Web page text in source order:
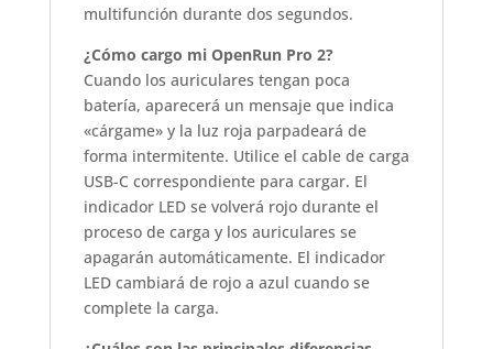
multifunción durante dos segundos.
¿Cómo cargo mi OpenRun Pro 2?
Cuando los auriculares tengan poca
batería, aparecerá un mensaje que indica
«cárgame» y la luz roja parpadeará de
forma intermitente. Utilice el cable de carga
USB-C correspondiente para cargar. El
indicador LED se volverá rojo durante el
proceso de carga y los auriculares se
apagarán automáticamente. El indicador
LED cambiará de rojo a azul cuando se
complete la carga.